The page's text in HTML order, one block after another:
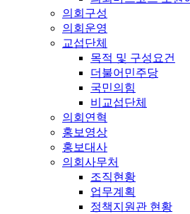
의회구성
의회운영
교섭단체
목적 및 구성요건
더불어민주당
국민의힘
비교섭단체
의회연혁
홍보영상
홍보대사
의회사무처
조직현황
업무계획
정책지원관 현황